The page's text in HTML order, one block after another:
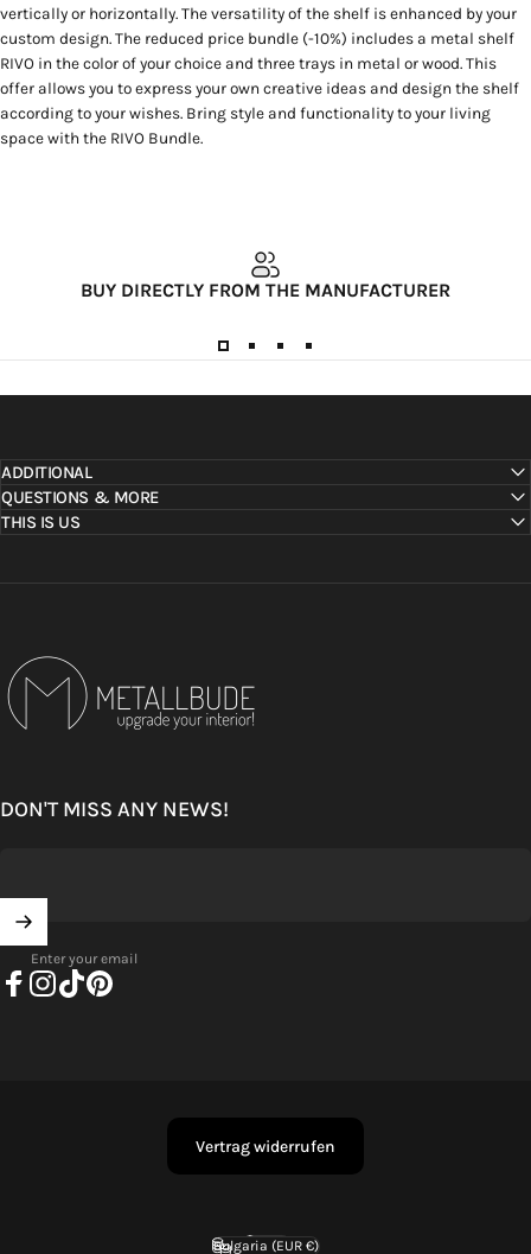
vertically or horizontally. The versatility of the shelf is enhanced by your
custom design. The reduced price bundle (-10%) includes a metal shelf
RIVO in the color of your choice and threetrays in metal or wood. This
offer allows you to express your own creative ideas and design the shelf
according to your wishes. Bring style and functionality to your living
space with the RIVO Bundle.
BUY DIRECTLY FROM THE MANUFACTURER
ADDITIONAL
QUESTIONS & MORE
THIS IS US
Metallbude
DON'T MISS ANY NEWS!
Enter your email
Vertrag widerrufen
Language
Bulgaria (EUR €)